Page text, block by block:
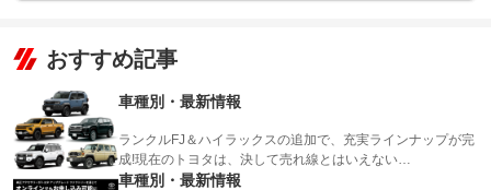
おすすめ記事
車種別・最新情報
ランクルFJ＆ハイラックスの追加で、充実ラインナップが完
成!現在のトヨタは、決して売れ線とはいえない…
車種別・最新情報